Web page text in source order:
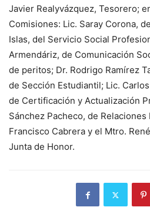
Javier Realyvázquez, Tesorero;
Comisiones: Lic. Saray Corona, de
Islas, del Servicio Social P
Armendáriz, de Comunicación S
de peritos; Dr. Rodrigo Ramírez
de Sección Estudiantil; Lic.
de Certificación y Actualización P
Sánchez Pacheco, de Relaciones I
Francisco Cabrera y el Mtro.
Junta de Honor.